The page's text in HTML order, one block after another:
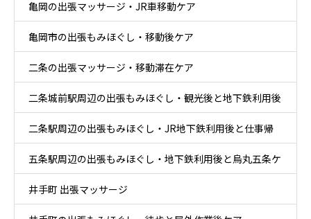
亀岡の出張マッサージ・JR車移動ケア
亀岡市の出張もみほぐし・移動後ケア
二条の出張マッサージ・移動滞在ケア
二条城前駅周辺の出張もみほぐし・観光後と地下鉄利用後
ケア
二条駅周辺の出張もみほぐし・JR地下鉄利用後と仕事帰
りケア
五条駅周辺の出張もみほぐし・地下鉄利用後と烏丸五条ケ
ア
井手町 出張マッサージ